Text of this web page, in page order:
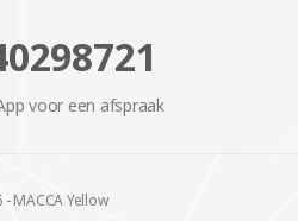
voor een afspraak
MACCA Yellow